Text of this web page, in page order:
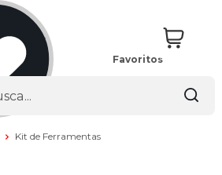
Favoritos
Kit de Ferramentas